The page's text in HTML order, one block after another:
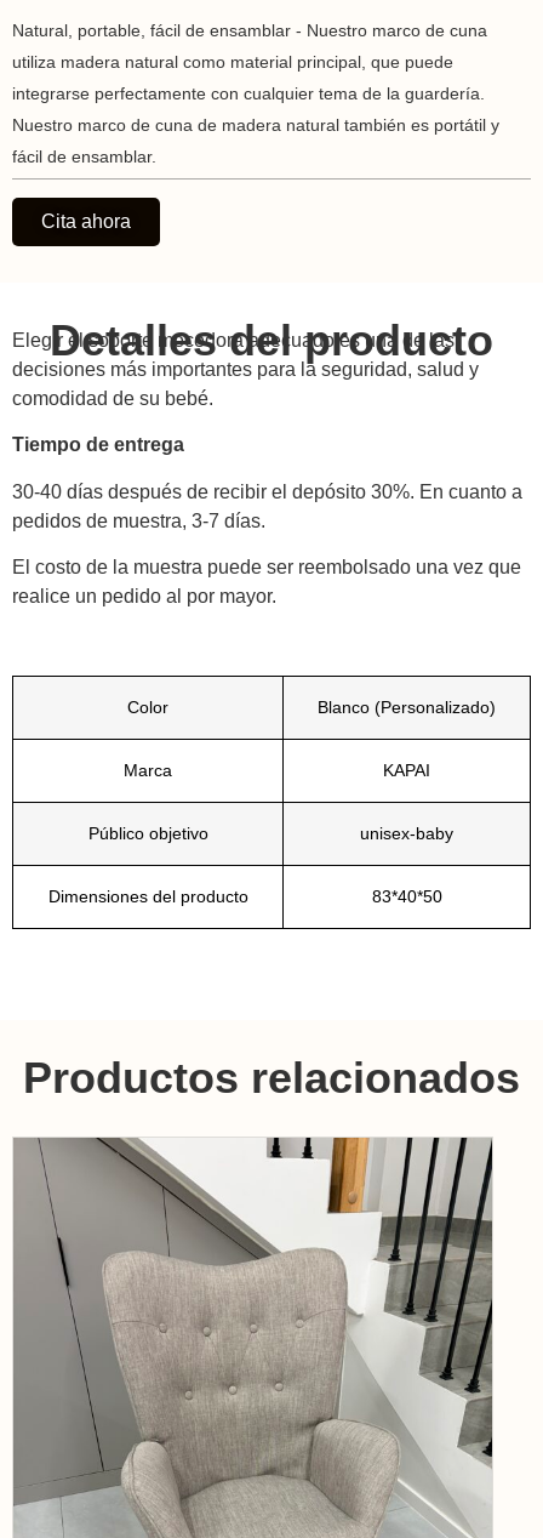
Natural, portable, fácil de ensamblar - Nuestro marco de cuna
utiliza madera natural como material principal, que puede
integrarse perfectamente con cualquier tema de la guardería.
Nuestro marco de cuna de madera natural también es portátil y
fácil de ensamblar.
Cita ahora
Detalles del producto
Elegir el soporte mecedora adecuado es una de las
decisiones más importantes para la seguridad, salud y
comodidad de su bebé.
Tiempo de entrega
30-40 días después de recibir el depósito 30%. En cuanto a
pedidos de muestra, 3-7 días.
El costo de la muestra puede ser reembolsado una vez que
realice un pedido al por mayor.
Color Blanco (Personalizado)
Marca KAPAI
Público objetivo unisex-baby
Dimensiones del producto 83*40*50
Productos relacionados